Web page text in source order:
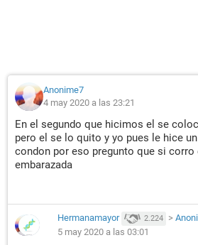
Anonime7
4 may 2020 a las 23:21
En el segundo que hicimos el se
pero el se lo quito y yo pues le hice
condon por eso pregunto que si corro
embarazada
Hermanamayor 2.224 >
5 may 2020 a las 03:01